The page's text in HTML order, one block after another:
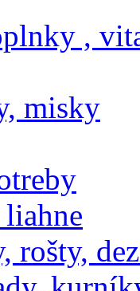
,
misky
rošty,